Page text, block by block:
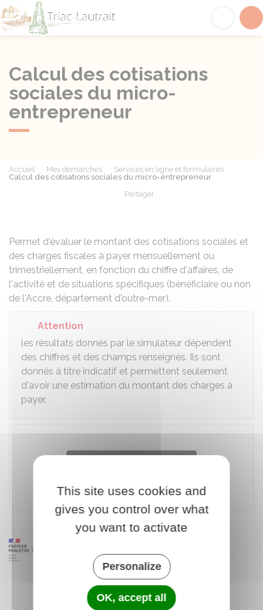
Calcul des cotisations
sociales du micro-
entrepreneur
Accueil Mes démarches
Services en ligne et formulaires
Calcul des cotisations sociales du micro-entrepreneur
Partager
Permet d'évaluer le montant des cotisations sociales et
des charges fiscales à payer mensuellement ou
trimestriellement, en fonction du chiffre d'affaires, de
l'activité et de situations spécifiques (bénéficiaire ou non
de l'Accre, département d'outre-mer).
Attention
les résultats donnés par le simulateur dépendent
des chiffres et des champs renseignés. Ils sont
donnés à titre indicatif et permettent seulement
d'avoir une estimation du montant des charges à
payer.
Bpifrance Création
This site uses cookies and
gives you control over what
you want to activate
Personalize
OK, accept all